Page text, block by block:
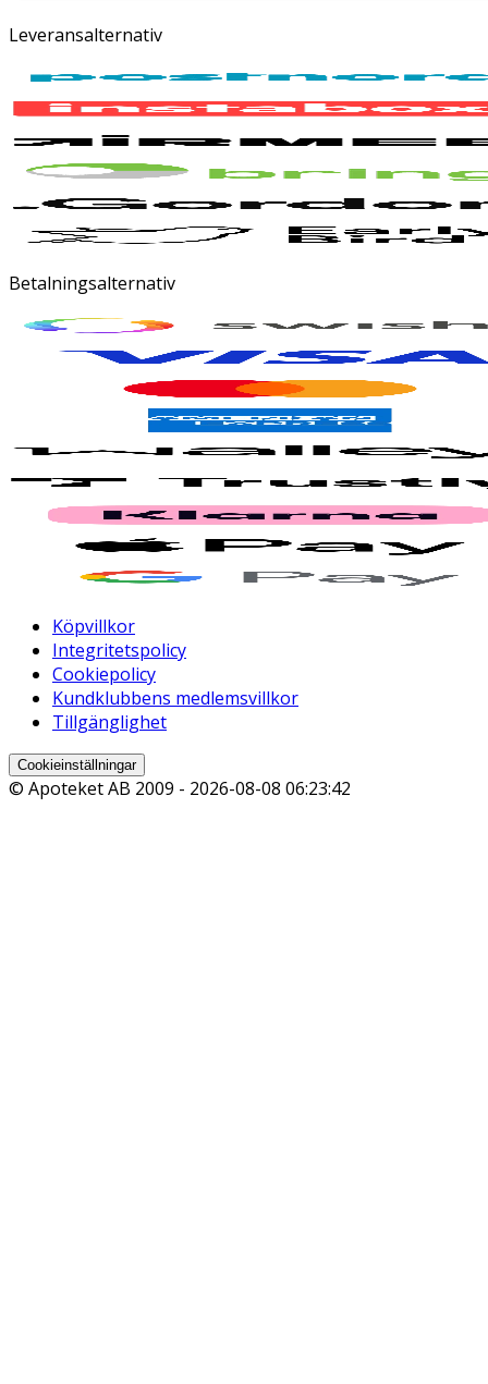
Leveransalternativ
Betalningsalternativ
Köpvillkor
Integritetspolicy
Cookiepolicy
Kundklubbens medlemsvillkor
Tillgänglighet
Cookieinställningar
© Apoteket AB 2009 - 2026-08-08 06:23:42